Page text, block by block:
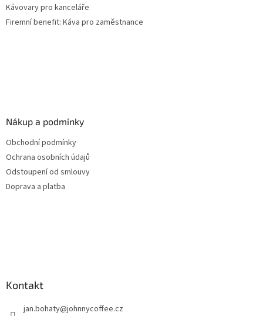
Kávovary pro kanceláře
Firemní benefit: Káva pro zaměstnance
Nákup a podmínky
Obchodní podmínky
Ochrana osobních údajů
Odstoupení od smlouvy
Doprava a platba
Kontakt
jan.bohaty@johnnycoffee.cz